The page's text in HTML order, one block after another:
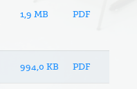
1,9 MB PDF
994,0 KB PDF